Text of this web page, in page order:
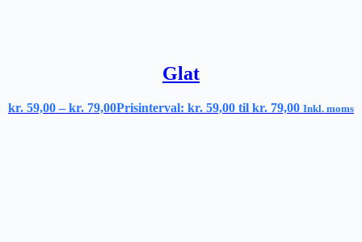
Glat
kr. 59,00 – kr. 79,00Prisinterval: kr. 59,00 til kr. 79,00 Inkl. moms